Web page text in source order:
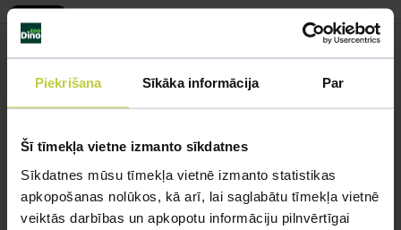
Piekrišana Sīkāka informācija Par
Šī tīmekļa vietne izmanto sīkdatnes
Sīkdatnes mūsu tīmekļa vietnē izmanto statistikas
apkopošanas nolūkos, kā arī, lai saglabātu tīmekļa vietnē
veiktās darbības un apkopotu informāciju pilnvērtīgai
Līdzīgi jautājumi
Mūsu eksperti spēs atbildēt uz jebkuru Jūsu jautājumu
UZDOT JAUTĀJUMU